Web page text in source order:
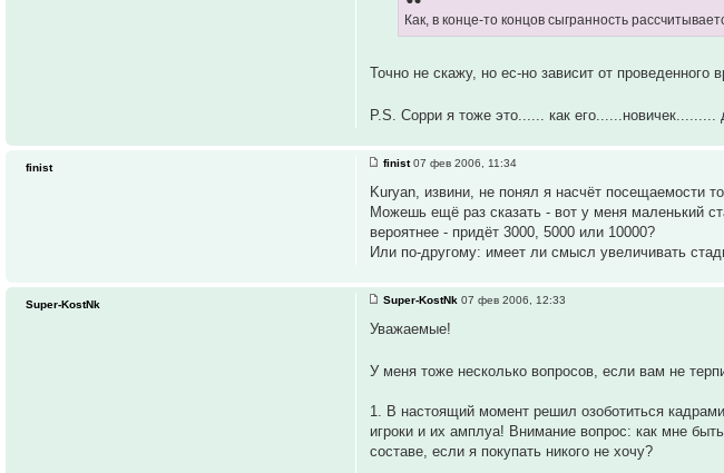
Как, в конце-то концов сыгранность
Точно не скажу, но ес-но зависит от
P.S. Сорри я тоже это...... как его......новичек.........
finist07 фев 2006, 11:34
Kuryan, извини, не понял я насчёт посещаемости
Можешь ещё раз сказать - вот у меня маленький
вероятнее - придёт 3000, 5000 или 10000?
Или по-другому: имеет ли смысл увеличивать
finist
Super-KostNk 07 фев 2006, 12:33
Уважаемые!
У меня тоже несколько вопросов, если вам не
1. В настоящий момент решил озоботиться
игроки и их амплуа! Внимание вопрос: как мне
составе, если я покупать никого не хочу?
Super-KostNk